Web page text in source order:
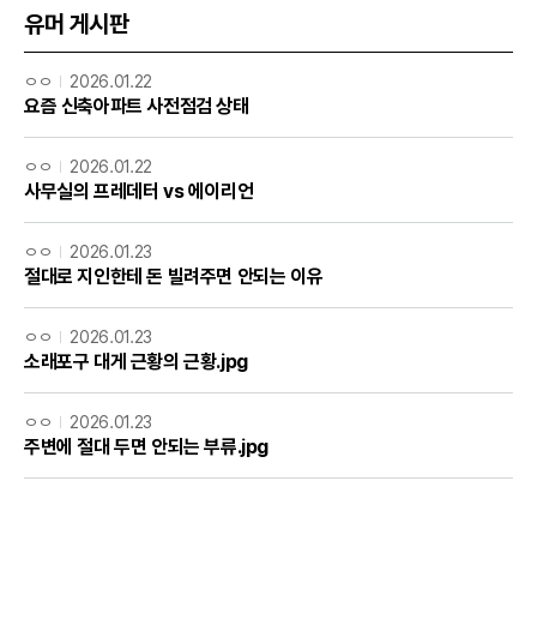
유머 게시판
ㅇㅇ 2026.01.22
요즘 신축아파트 사전점검 상태
ㅇㅇ 2026.01.22
사무실의 프레데터 vs 에이리언
ㅇㅇ 2026.01.23
절대로 지인한테 돈 빌려주면 안되는 이유
ㅇㅇ 2026.01.23
소래포구 대게 근황의 근황.jpg
ㅇㅇ 2026.01.23
주변에 절대 두면 안되는 부류.jpg